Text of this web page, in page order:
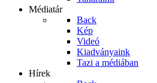
Médiatár
Back
Kép
Videó
Kiadványaink
Tazi a médiában
Hírek